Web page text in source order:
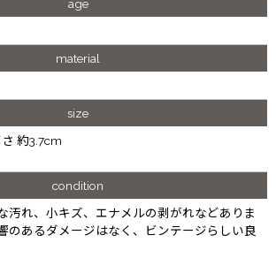
age
material
size
約3.7cm
condition
汚れ、小キズ、エナメルの剥がれなどありま
のあるダメージはなく、ビンテージらしい良